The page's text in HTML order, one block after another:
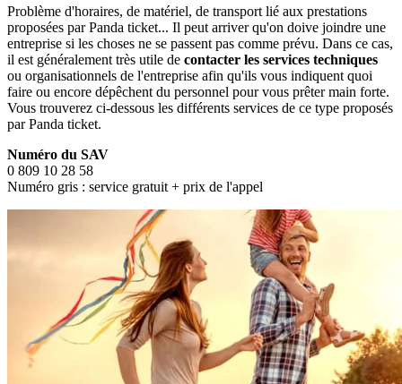
Problème d'horaires, de matériel, de transport lié aux prestations
proposées par Panda ticket... Il peut arriver qu'on doive joindre une
entreprise si les choses ne se passent pas comme prévu. Dans ce cas,
il est généralement très utile de contacter les services techniques
ou organisationnels de l'entreprise afin qu'ils vous indiquent quoi
faire ou encore dépêchent du personnel pour vous prêter main forte.
Vous trouverez ci-dessous les différents services de ce type proposés
par Panda ticket.
Numéro du SAV
0 809 10 28 58
Numéro gris : service gratuit + prix de l'appel